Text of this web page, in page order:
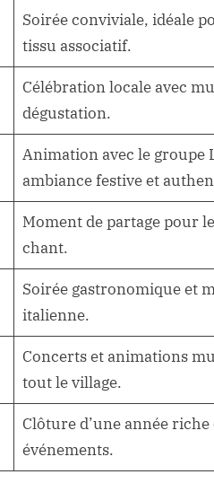
Soirée conviviale, idéale
tissu associatif.
Célébration locale avec
dégustation.
Animation avec le groupe
ambiance festive et
Moment de partage pour
chant.
Soirée gastronomique et
italienne.
Concerts et animations
tout le village.
Clôture d’une année riche
événements.